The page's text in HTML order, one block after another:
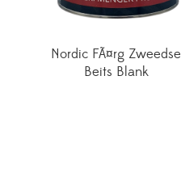
Nordic FÃ¤rg Zweedse
Beits Blank